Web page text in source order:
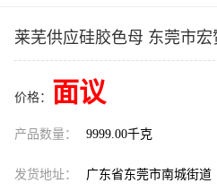
莱芜供应硅胶色母 东莞市宏
价格： 面议
产品数量： 9999.00千克
发货地址： 广东省东莞市南城街道